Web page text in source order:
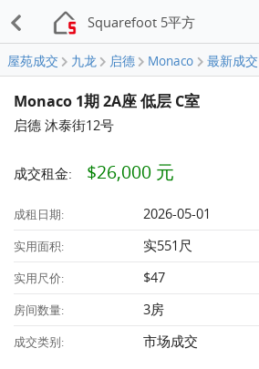
Squarefoot 5平方
屋苑成交 九龙 启德 Monaco 最新成交
Monaco 1期 2A座 低层 C室
启德 沐泰街12号
成交租金: $26,000 元
成租日期: 2026-05-01
实用面积: 实551尺
实用尺价: $47
房间数量: 3房
成交类别: 市场成交